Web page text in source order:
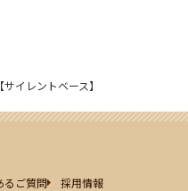
イレントベース】
るご質問 採用情報